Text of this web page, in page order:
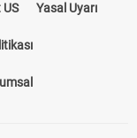
Yasal Uyarı